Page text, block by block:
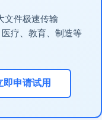
文件极速传输
疗、教育、制造等
即申请试用